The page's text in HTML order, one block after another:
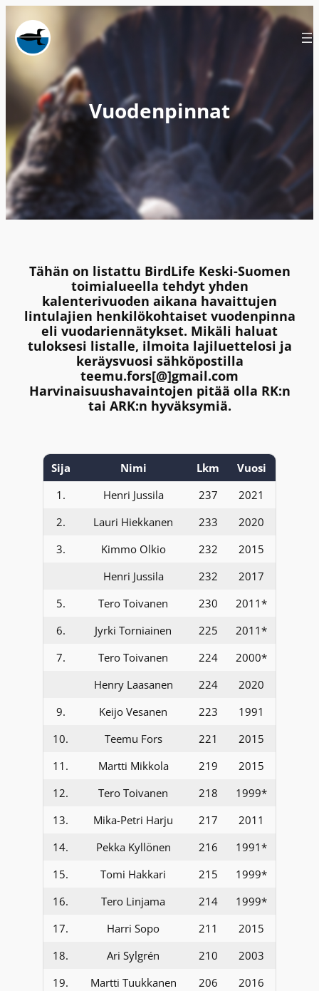
sisältöön
Vuodenpinnat
Tähän on listattu BirdLife Keski-Suomen
toimialueella tehdyt yhden
kalenterivuoden aikana havaittujen
lintulajien henkilökohtaiset vuodenpinna
eli vuodariennätykset. Mikäli haluat
tuloksesi listalle, ilmoita lajiluettelosi ja
keräysvuosi sähköpostilla
teemu.fors[@]gmail.com
Harvinaisuushavaintojen pitää olla RK:n
tai ARK:n hyväksymiä.
Sija Nimi Lkm
Vuosi
1.
Henri Jussila 237
2021
2.
Lauri Hiekkanen 233
2020
3.
Kimmo Olkio 232
2015
Henri Jussila
232
2017
5.
Tero Toivanen 230
2011*
6.
Jyrki Torniainen 225
2011*
7.
Tero Toivanen 224
2000*
Henry Laasanen
224
2020
9.
Keijo Vesanen 223
1991
10.
Teemu Fors 221
2015
11.
Martti Mikkola 219
2015
12.
Tero Toivanen 218
1999*
13.
Mika-Petri Harju 217
2011
14.
Pekka Kyllönen 216
1991*
15.
Tomi Hakkari 215
1999*
16.
Tero Linjama 214
1999*
17.
Harri Sopo 211
2015
18.
Ari Sylgrén 210
2003
19.
Martti Tuukkanen 206
2016